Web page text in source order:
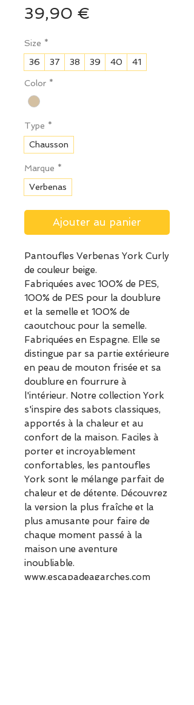
39,90 €
Size *
36
37 38 39 40 41
Color *
Type *
Chausson
Marque *
Verbenas
Ajouter au panier
Pantoufles Verbenas York Curly
de couleur beige.
Fabriquées avec 100% de PES,
100% de PES pour la doublure
et la semelle et 100% de
caoutchouc pour la semelle.
Fabriquées en Espagne. Elle se
distingue par sa partie extérieure
en peau de mouton frisée et sa
doublure en fourrure à
l'intérieur. Notre collection York
s'inspire des sabots classiques,
apportés à la chaleur et au
confort de la maison. Faciles à
porter et incroyablement
confortables, les pantoufles
York sont le mélange parfait de
chaleur et de détente. Découvrez
la version la plus fraîche et la
plus amusante pour faire de
chaque moment passé à la
maison une aventure
inoubliable.
www.escapadeagarches.com